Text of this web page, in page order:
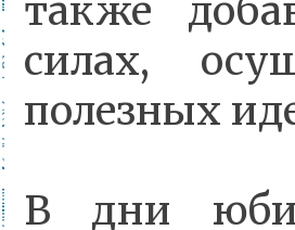
также
силах,
полезных
В дни